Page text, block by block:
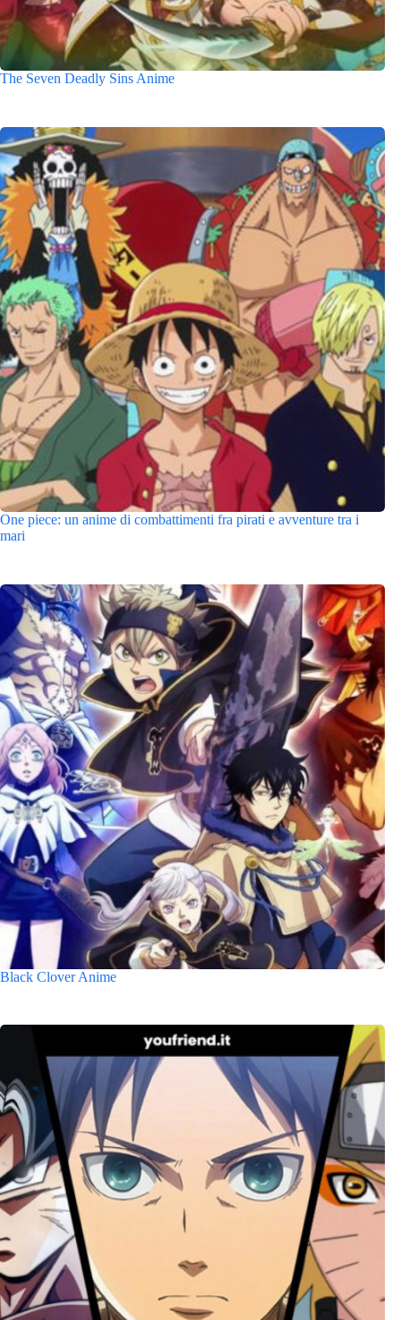
The Seven Deadly Sins Anime
One piece: un anime di combattimenti fra pirati e avventure tra i
mari
Black Clover Anime